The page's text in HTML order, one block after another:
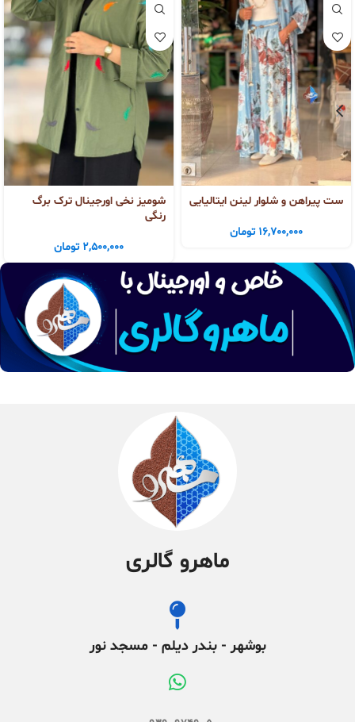
ست پیراهن و شلوار لینن ایتالیایی
16,700,000 تومان
شومیز نخی اورجینال ترک برگ
رنگی
2,500,000 تومان
ماهرو گالری
بوشهر - بندر دیلم - مسجد نور